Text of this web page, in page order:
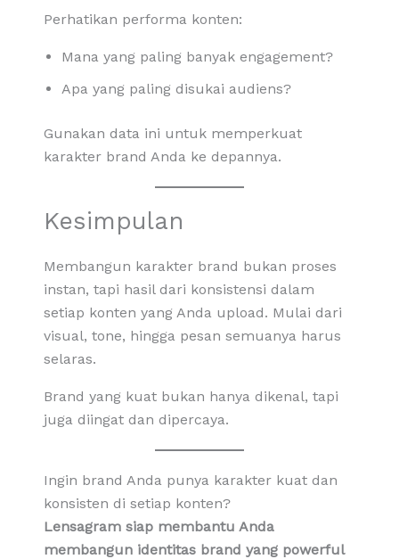
Perhatikan performa konten:
Mana yang paling banyak engagement?
Apa yang paling disukai audiens?
Gunakan data ini untuk memperkuat
karakter brand Anda ke depannya.
Kesimpulan
Membangun karakter brand bukan proses
instan, tapi hasil dari konsistensi dalam
setiap konten yang Anda upload. Mulai dari
visual, tone, hingga pesan semuanya harus
selaras.
Brand yang kuat bukan hanya dikenal, tapi
juga diingat dan dipercaya.
Ingin brand Anda punya karakter kuat dan
konsisten di setiap konten?
Lensagram siap membantu Anda
membangun identitas brand yang powerful